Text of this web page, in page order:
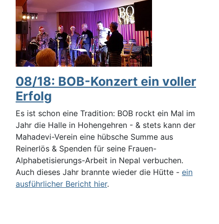
08/18: BOB-Konzert ein voller
Erfolg
Es ist schon eine Tradition: BOB rockt ein Mal im
Jahr die Halle in Hohengehren - & stets kann der
Mahadevi-Verein eine hübsche Summe aus
Reinerlös & Spenden für seine Frauen-
Alphabetisierungs-Arbeit in Nepal verbuchen.
Auch dieses Jahr brannte wieder die Hütte - ein
ausführlicher Bericht hier.